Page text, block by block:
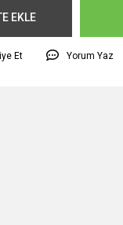
EKLE
Et Yorum Yaz